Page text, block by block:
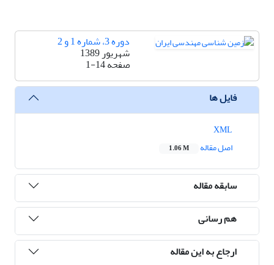
دوره 3، شماره 1 و 2
شهریور 1389
صفحه1-14
فایل ها
اصل مقاله
1.06 M
سابقه مقاله
هم رسانی
ارجاع به این مقاله